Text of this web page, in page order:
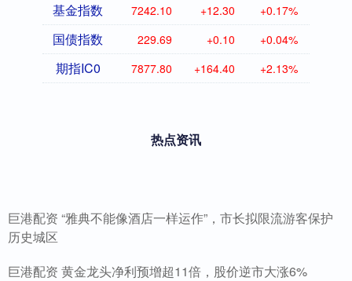
基金指数 7242.10 +12.30 +0.17%
国债指数 229.69 +0.10 +0.04%
期指IC0 7877.80 +164.40 +2.13%
热点资讯
巨港配资 “雅典不能像酒店一样运作”，市长拟限流游客保护
历史城区
巨港配资 黄金龙头净利预增超11倍，股价逆市大涨6%